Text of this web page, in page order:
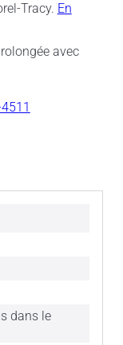
Tracy. En
avec
dans le